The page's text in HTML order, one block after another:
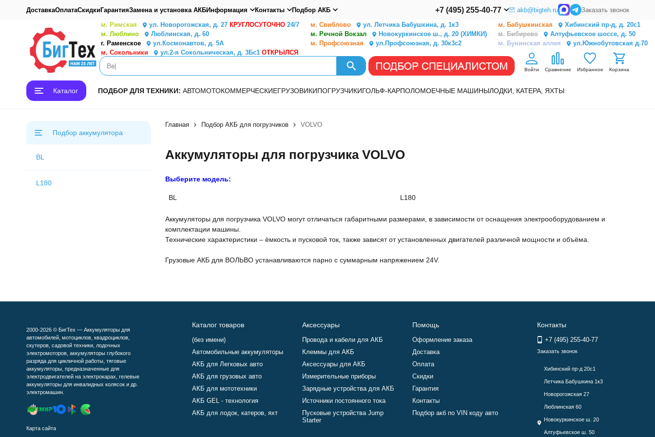
ДоставкаОплатаСкидкиГарантияЗамена и установка АКБИнформация Контакты Подбор АКБ +7 (495) 255-40-77 akb@bigteh.ru Заказать звонок
м. Римская ул. Новорогожская, д. 27 КРУГЛОСУТОЧНО24/7 м. Свиблово ул. Летчика Бабушкина, д. 1к3 м. Бабушкинская
Хибинский пр-д, д. 20с1
м. Люблино
Люблинская, д. 60 м. Речной Вокзал Новокуркинское ш., д. 20 (ХИМКИ) м. Бибирево
Алтуфьевское шоссе, д. 50
г. Раменское
ул.Космонавтов, д. 5А м. Профсоюзная ул.Профсоюзная, д. 30к3с2 м. Бунинская аллея
ул.Южнобутовская д.70
м. Сокольники
ул.2-я Сокольническая, д. 3Бс1 ОТКРЫЛСЯ
Войти Сравнение Избранное Корзина
Каталог ПОДБОР ДЛЯ ТЕХНИКИ: АВТОМОТОКОММЕРЧЕСКИЕГРУЗОВИКИПОГРУЗЧИКИГОЛЬФ-КАРПОЛОМОЕЧНЫЕ МАШИНЫЛОДКИ, КАТЕРА, ЯХТЫ
Главная Подбор АКБ для погрузчиков VOLVO
Аккумуляторы для погрузчика VOLVO
Выберите модель:
BL L180
Аккумуляторы для погрузчика VOLVO могут отличаться габаритными размерами, в зависимости от оснащения электрооборудованием и
комплектации машины.
Технические характеристики – ёмкость и пусковой ток, также зависят от установленных двигателей различной мощности и объёма.
Грузовые АКБ для ВОЛЬВО устанавливаются парно с суммарным напряжением 24V.
Подбор аккумулятора
BL
L180
2000-2026 © БигТех — Аккумуляторы для
автомобилей, мотоциклов, квадроциклов,
скутеров, садовой техники, лодочных
электромоторов, аккумуляторы глубокого
разряда для цикличной работы, тяговые
аккумуляторы, предназначенные для
электродвигателей на электрокарах, гелевые
аккумуляторы для инвалидных колясок и др.
электромашин.
Карта сайта
Каталог товаров
(без имени)
Автомобильные аккумуляторы
АКБ для Легковых авто
АКБ для грузовых авто
АКБ для мототехники
АКБ GEL - технология
АКБ для лодок, катеров, яхт
Аксессуары
Провода и кабели для АКБ
Клеммы для АКБ
Аксессуары для АКБ
Измерительные приборы
Зарядные устройства для АКБ
Источники постоянного тока
Пусковые устройства Jump
Starter
Помощь
Оформление заказа
Доставка
Оплата
Скидки
Гарантия
Контакты
Подбор акб по VIN коду авто
Контакты
+7 (495) 255-40-77
Заказать звонок
Хибинский пр-д 20с1
Летчика Бабушкина 1к3
Новорогожская 27
Люблинская 60
Новокуркинское ш. 20
Алтуфьевское ш. 50